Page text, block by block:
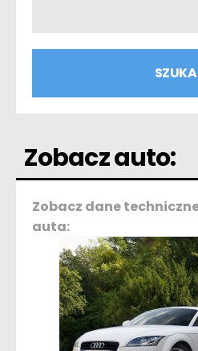
Zobacz auto:
Zobacz dane
auta: